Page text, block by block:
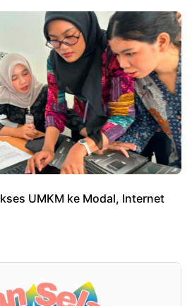
UMKM ke Modal, Internet